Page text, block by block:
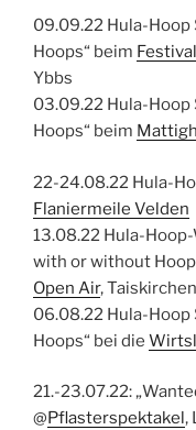
09.09.22 Hula-
Hoops“ beim
Ybbs
03.09.22 Hula-
Hoops“ beim
22-24.08.22 Hula-
Flaniermeile Velden
13.08.22 Hula-
with or without
Open Air, Taiskirchen
06.08.22 Hula-
Hoops“ bei die
21.-23.07.22:
@Pflasterspektakel ,